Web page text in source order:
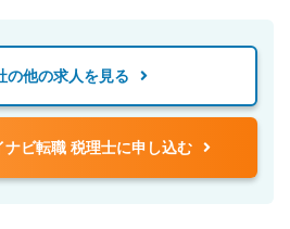
の他の求人を見る
ナビ転職 税理士に申し込む